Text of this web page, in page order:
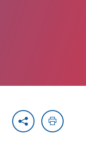
PartagerImprimer